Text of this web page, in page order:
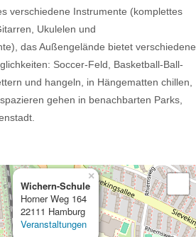
verschiedene Instrumente (komplettes
Ukulelen und
das Außengelände bietet verschiedene
Soccer-Feld, Basketball-Ball-
und hangeln, in Hängematten chillen,
gehen in benachbarten Parks,
Wichern-Schule
Horner Weg 164
22111 Hamburg
Veranstaltungen
×